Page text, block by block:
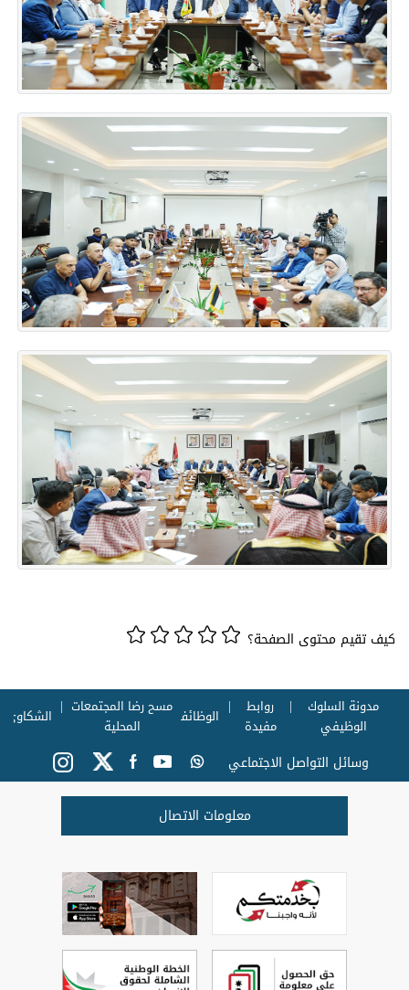
كيف تقيم محتوى الصفحة؟
مدونة السلوك
الوظيفي
روابط
مفيدة
الوظائف مسح رضا المجتمعات
المحلية
الشكاوي
وسائل التواصل الاجتماعي
معلومات الاتصال